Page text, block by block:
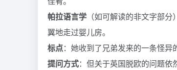
帕拉语言学 （如可解读的非文字部
翼地走过婴儿房。
标点：她收到了兄弟发来的一条怪异
提问方式：但关于英国脱欧的问题依